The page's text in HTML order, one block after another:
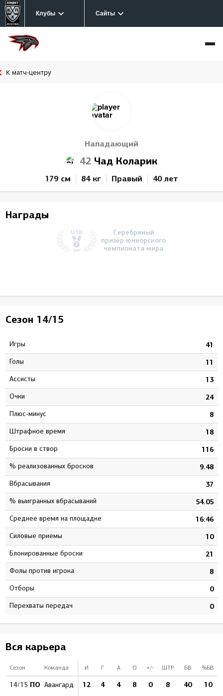
Клубы Сайты
К матч-центру
Нападающий
42 Чад Коларик
179 см 84 кг Правый 40 лет
Награды
Серебряный
призёр юниорского
чемпионата мира
Сезон 14/15
Игры 41
Голы 11
Ассисты 13
Очки 24
Плюс-минус 8
штрафное время 18
Броски в створ 116
% реализованных бросков 9.48
Вбрасывания 37
% выигранных вбрасываний 54.05
Среднее время на площадке 16:46
Силовые приемы 10
Блокированные броски 21
Фолы против игрока 8
Отборы 0
Перехваты передач 0
Вся карьера
Сезон Команда И Г А О +/- ШТР БВ %БВ
14/15 ПО Авангард 12 4 4 8 0 8 40 10